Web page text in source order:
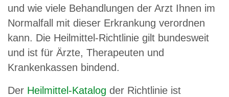
und wie viele Behandlungen der Arzt Ihnen im
Normalfall mit dieser Erkrankung verordnen
kann. Die Heilmittel-Richtlinie gilt bundesweit
und ist für Ärzte, Therapeuten und
Krankenkassen bindend.
Der Heilmittel-Katalog der Richtlinie ist